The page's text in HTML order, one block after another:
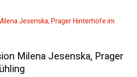
Milena Jesenska, Prager